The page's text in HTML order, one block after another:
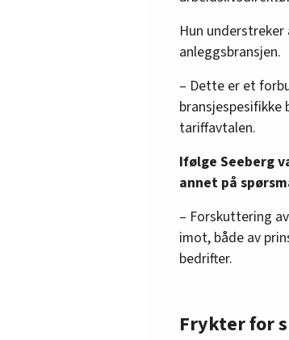
Hun
anleggsbransjen.
– Dette er et
tariffavtalen.
Ifølge Seeberg
annet på
– Forskuttering
imot, både av
bedrifter.
Frykter for